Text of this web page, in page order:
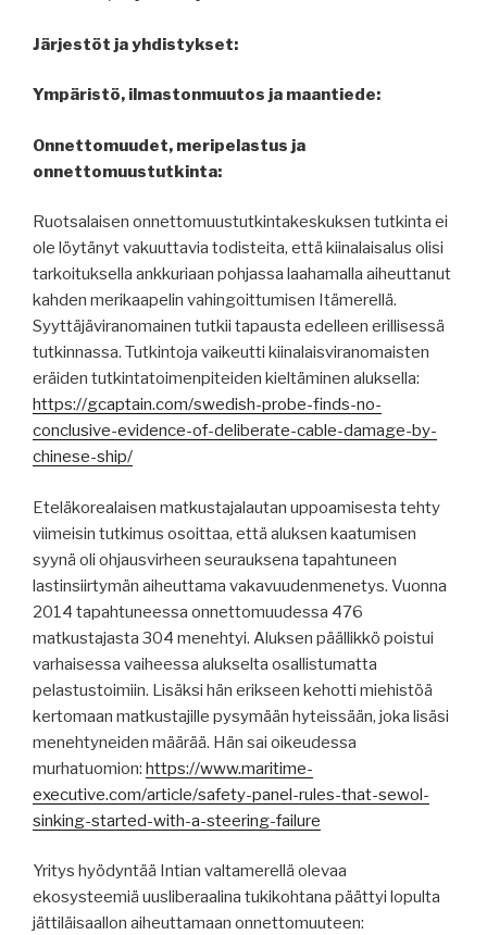
Järjestöt ja yhdistykset:
Ympäristö, ilmastonmuutos ja maantiede:
Onnettomuudet, meripelastus ja
onnettomuustutkinta:
Ruotsalaisen onnettomuustutkintakeskuksen tutkinta ei
ole löytänyt vakuuttavia todisteita, että kiinalaisalus olisi
tarkoituksella ankkuriaan pohjassa laahamalla aiheuttanut
kahden merikaapelin vahingoittumisen Itämerellä.
Syyttäjäviranomainen tutkii tapausta edelleen erillisessä
tutkinnassa. Tutkintoja vaikeutti kiinalaisviranomaisten
eräiden tutkintatoimenpiteiden kieltäminen aluksella:
https://gcaptain.com/swedish-probe-finds-no-
conclusive-evidence-of-deliberate-cable-damage-by-
chinese-ship/
Eteläkorealaisen matkustajalautan uppoamisesta tehty
viimeisin tutkimus osoittaa, että aluksen kaatumisen
syynä oli ohjausvirheen seurauksena tapahtuneen
lastinsiirtymän aiheuttama vakavuudenmenetys. Vuonna
2014 tapahtuneessa onnettomuudessa 476
matkustajasta 304 menehtyi. Aluksen päällikkö poistui
varhaisessa vaiheessa alukselta osallistumatta
pelastustoimiin. Lisäksi hän erikseen kehotti miehistöä
kertomaan matkustajille pysymään hyteissään, joka lisäsi
menehtyneiden määrää. Hän sai oikeudessa
murhatuomion: https://www.maritime-
executive.com/article/safety-panel-rules-that-sewol-
sinking-started-with-a-steering-failure
Yritys hyödyntää Intian valtamerellä olevaa
ekosysteemiä uusliberaalina tukikohtana päättyi lopulta
jättiläisaallon aiheuttamaan onnettomuuteen: